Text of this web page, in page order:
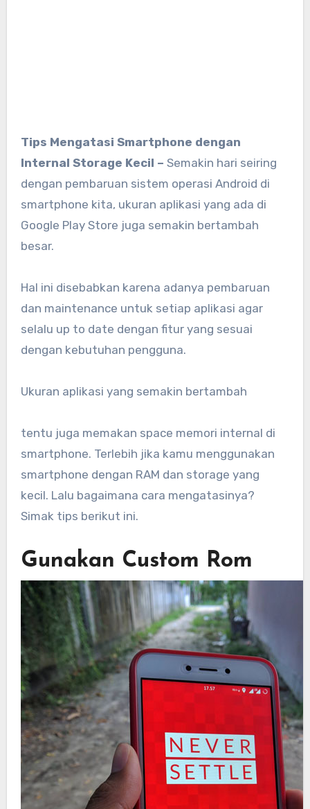
Tips Mengatasi Smartphone dengan
Internal Storage Kecil – Semakin hari seiring
dengan pembaruan sistem operasi Android di
smartphone kita, ukuran aplikasi yang ada di
Google Play Store juga semakin bertambah
besar.
Hal ini disebabkan karena adanya pembaruan
dan maintenance untuk setiap aplikasi agar
selalu up to date dengan fitur yang sesuai
dengan kebutuhan pengguna.
Ukuran aplikasi yang semakin bertambah
tentu juga memakan space memori internal di
smartphone. Terlebih jika kamu menggunakan
smartphone dengan RAM dan storage yang
kecil. Lalu bagaimana cara mengatasinya?
Simak tips berikut ini.
Gunakan Custom Rom